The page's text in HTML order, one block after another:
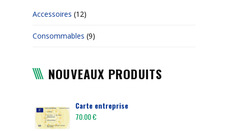
Accessoires (12)
Consommables (9)
NOUVEAUX PRODUITS
Carte entreprise
70.00€